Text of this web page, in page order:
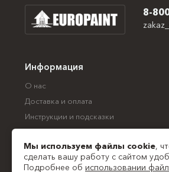
8-
Информация
О нас
Доставка и оплата
Инструкции и подсказки
Контакты
Мы используем файлы cookie,
сделать вашу работу с сайтом
Подробнее об использовании